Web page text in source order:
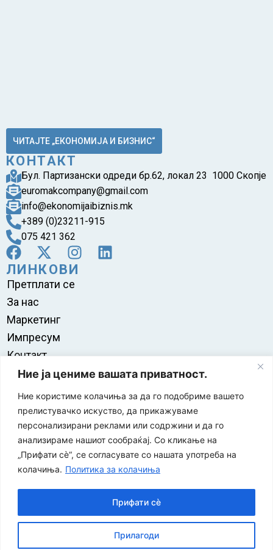
Ние ја цениме вашата приватност.
Ние користиме колачиња за да го подобриме вашето
прелистувачко искуство, да прикажуваме
персонализирани реклами или содржини и да го
анализираме нашиот сообраќај. Со кликање на
„Прифати сè“, се согласувате со нашата употреба на
колачиња. Политика за колачиња
Прилагоди
Прифати сè
ЧИТАЈТЕ „ЕКОНОМИЈА И БИЗНИС“
КОНТАКТ
Бул. Партизански одреди бр.62, локал 23 1000 Скопје
euromakcompany@gmail.com
info@ekonomijaibiznis.mk
+389 (0)23211-915
075 421 362
ЛИНКОВИ
Претплати се
За нас
Маркетинг
Импресум
Контакт
Правила на користење
за заштита на печатени медиуми